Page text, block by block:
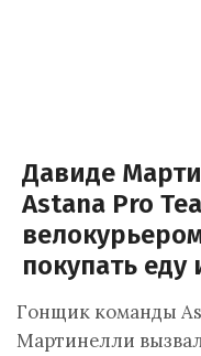
Давиде
Astana Pro
покупать еду
Гонщик команды
Мартинелли